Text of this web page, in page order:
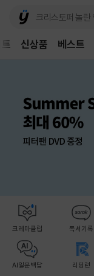
신상품 베스트
크레마클럽 독서기록
AI일문백답 리딩런